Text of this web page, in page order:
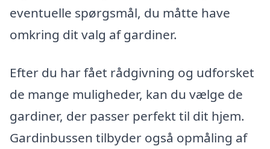
eventuelle spørgsmål, du måtte have
omkring dit valg af gardiner.
Efter du har fået rådgivning og udforsket
de mange muligheder, kan du vælge de
gardiner, der passer perfekt til dit hjem.
Gardinbussen tilbyder også opmåling af